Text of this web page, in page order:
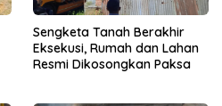
Sengketa Tanah Berakhir
Eksekusi, Rumah dan Lahan
Resmi Dikosongkan Paksa